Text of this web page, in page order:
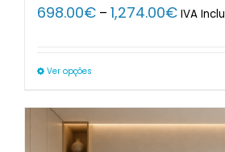
698.00€ – 1,274.00€Price
IVA
Ver opções